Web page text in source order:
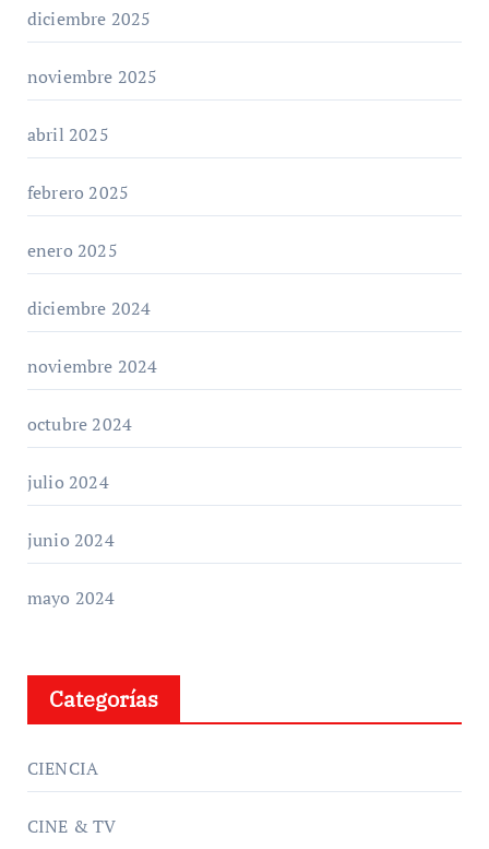
diciembre 2025
noviembre 2025
abril 2025
febrero 2025
enero 2025
diciembre 2024
noviembre 2024
octubre 2024
julio 2024
junio 2024
mayo 2024
Categorías
CIENCIA
CINE & TV